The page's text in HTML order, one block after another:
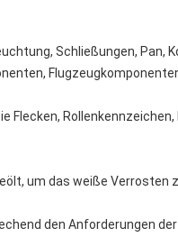
Schließungen,
um das weiße Verrosten
den Anforderungen der